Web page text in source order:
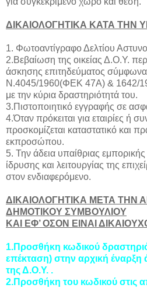
ΔΙΚΑΙΟΛΟΓΗΤΙΚΑ ΚΑΤΑ ΤΗΝ
1. Φωτοαντίγραφο Δελτίου
2.Βεβαίωση της οικείας Δ.Ο.Υ.
άσκησης επιτηδεύματος σύμφωνα
Ν.4045/1960(ΦΕΚ 47Α) & 1642/
με την κύρια δραστηριότητά του.
3.Πιστοποιητικό εγγραφής σε
4.Όταν πρόκειται για εταιρίες ή
προσκομίζεται καταστατικό και
εκπροσώπου.
5. Την άδεια υπαίθριας
ίδρυσης και λειτουργίας της
στον ενδιαφερόμενο.
ΔΙΚΑΙΟΛΟΓΗΤΙΚΑ ΜΕΤΑ ΤΗΝ
ΔΗΜΟΤΙΚΟΥ ΣΥΜΒΟΥΛΙΟΥ
ΚΑΙ ΕΦ’ ΟΣΟΝ ΕΙΝΑΙ
1.Προσθήκη κωδικού
επέκταση) στην αρχική έναρξη
της Δ.Ο.Υ. .
2.Προσθήκη του κωδικού στις